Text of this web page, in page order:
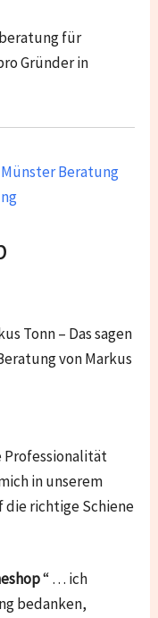
für
Gründer in
Münster Beratung
Tonn – Das sagen
von Markus
Professionalität
in unserem
die richtige Schiene
“ … ich
bedanken,